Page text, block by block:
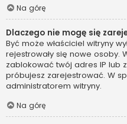
Na górę
Dlaczego nie mogę się
Być może właściciel witryny
rejestrowały się nowe osoby.
zablokować twój adres IP lub
próbujesz zarejestrować. W
administratorem witryny.
Na górę